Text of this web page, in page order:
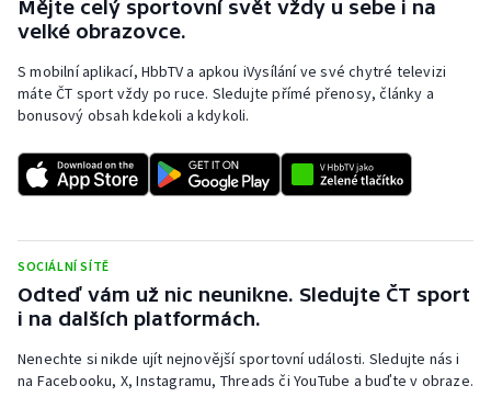
Parasport
Plavání
Plážový volejbal
Ragby
Short track
Sportovní střelba
Mějte celý sportovní svět vždy u sebe i na
velké obrazovce.
S mobilní aplikací, HbbTV a apkou iVysílání ve své chytré televizi
máte ČT sport vždy po ruce. Sledujte přímé přenosy, články a
bonusový obsah kdekoli a kdykoli.
SOCIÁLNÍ SÍTĚ
Odteď vám už nic neunikne. Sledujte ČT sport
i na dalších platformách.
Nenechte si nikde ujít nejnovější sportovní události. Sledujte nás i
na Facebooku, X, Instagramu, Threads či YouTube a buďte v obraze.